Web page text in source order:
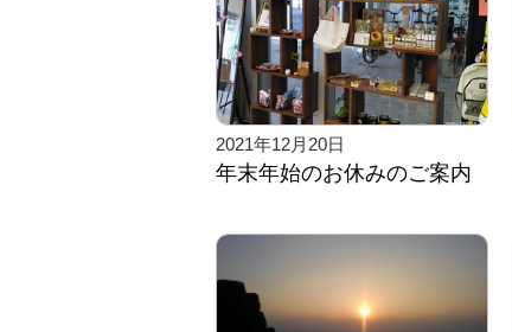
2021年12月20日
年末年始のお休みのご案内